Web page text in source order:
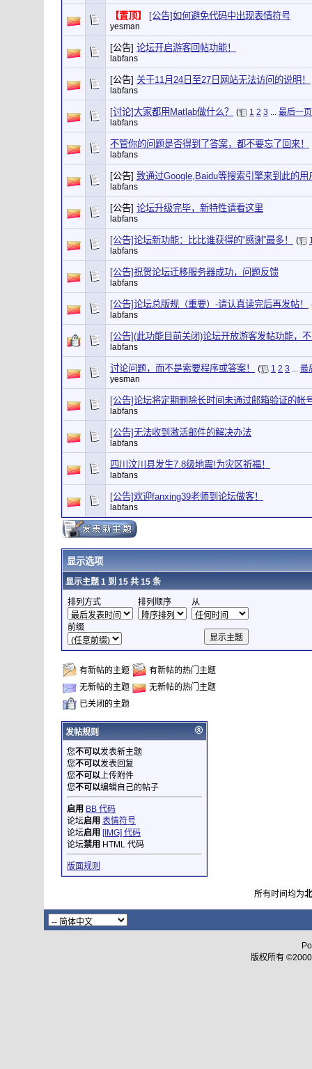
【置顶】 [公告]如何避免代码中出现表情符号
yesman
[公告] 论坛开启游客回帖功能！
labfans
[公告] 关于11月24日至27日网站无法访问的说明！
labfans
[讨论]大家都用Matlab做什么？ ( 1 2 3 ... 最后一页
labfans
不管你的问题是否得到了答案，都不要忘了回来！
labfans
[公告] 致通过Google,Baidu等搜索引擎来到此的用
labfans
[公告] 论坛升级完毕，新特性请看这里
labfans
[公告]论坛新功能：比比谁获得的“感谢”最多！ (
labfans
[公告]祝贺论坛迁移服务器成功，问题反馈
labfans
[公告]论坛总版规（重要）-请认真读完后再发帖！
labfans
[公告](此功能目前关闭)论坛开放游客发帖功能，
labfans
讨论问题，而不是索要程序或答案！ ( 1 2 3 ... 最
yesman
[公告]论坛将定期删除长时间未通过邮箱验证的帐
labfans
[公告]无法收到激活邮件的解决办法
labfans
四川汶川县发生7.8级地震!为灾区祈福！
labfans
[公告]欢迎fanxing39老师到论坛做客！
labfans
显示选项
显示主题 1 到 15 共 15 条
排列方式 排列顺序 从
前缀
有新帖的主题
有新帖的热门主题
无新帖的主题
无新帖的热门主题
已关闭的主题
发帖规则
您不可以发表新主题
您不可以发表回复
您不可以上传附件
您不可以编辑自己的帖子
启用 BB 代码
论坛启用 表情符号
论坛启用 [IMG] 代码
论坛禁用 HTML 代码
版面规则
所有时间均为
版权所有